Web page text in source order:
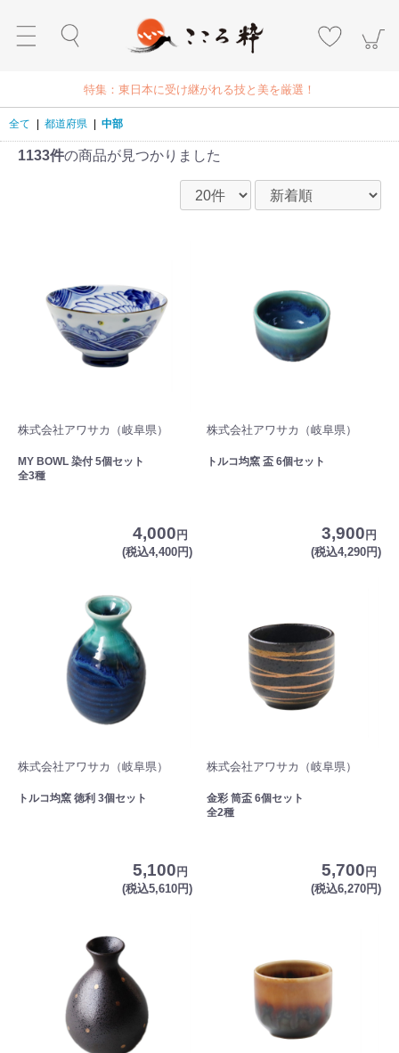
特集：東日本に受け継がれる技と美を厳選！
全て 都道府県 中部
1133件の商品が見つかりました
株式会社アワサカ（岐阜県）
MY BOWL 染付 5個セット
全3種
4,000 円
(税込4,400円)
株式会社アワサカ（岐阜県）
トルコ均窯 盃 6個セット
3,900 円
(税込4,290円)
株式会社アワサカ（岐阜県）
トルコ均窯 徳利 3個セット
5,100 円
(税込5,610円)
株式会社アワサカ（岐阜県）
金彩 筒盃 6個セット
全2種
5,700 円
(税込6,270円)